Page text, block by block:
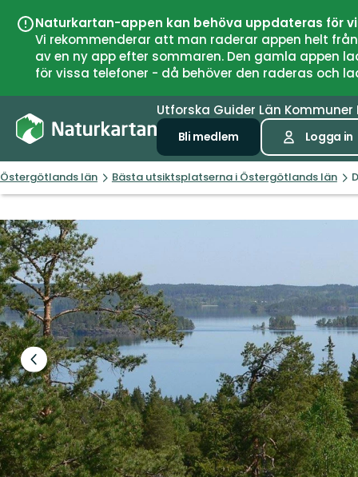
Naturkartan-appen kan behöva uppdateras för
Vi rekommenderar att man raderar appen helt
av en ny app efter sommaren. Den gamla
för vissa telefoner - då behöver den raderas och
Utforska Guider Län Kommuner
Bli medlem Logga in
Östergötlands län Bästa utsiktsplatserna i Östergötlands län
Föregående
bild